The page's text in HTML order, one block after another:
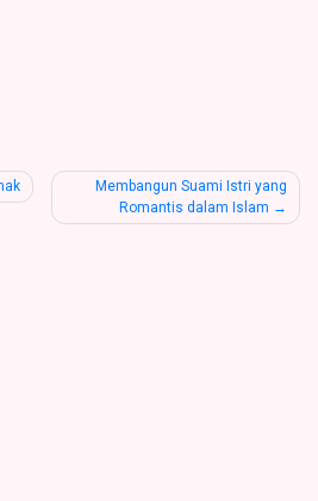
Membangun Suami Istri yang
Romantis dalam Islam